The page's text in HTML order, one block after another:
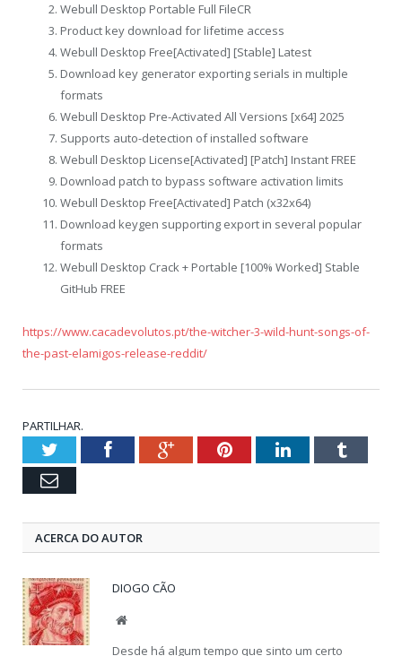
Webull Desktop Portable Full FileCR
Product key download for lifetime access
Webull Desktop Free[Activated] [Stable] Latest
Download key generator exporting serials in multiple
formats
Webull Desktop Pre-Activated All Versions [x64] 2025
Supports auto-detection of installed software
Webull Desktop License[Activated] [Patch] Instant FREE
Download patch to bypass software activation limits
Webull Desktop Free[Activated] Patch (x32x64)
Download keygen supporting export in several popular
formats
Webull Desktop Crack + Portable [100% Worked] Stable
GitHub FREE
https://www.cacadevolutos.pt/the-witcher-3-wild-hunt-songs-of-
the-past-elamigos-release-reddit/
PARTILHAR.
TwitterFacebookGoogle+PinterestLinkedInTumblr
Email
ACERCA DO AUTOR
DIOGO CÃO
Website
Desde há algum tempo que sinto um certo